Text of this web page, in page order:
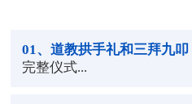
01 、道教拱手礼和三拜九叩
完整仪式...